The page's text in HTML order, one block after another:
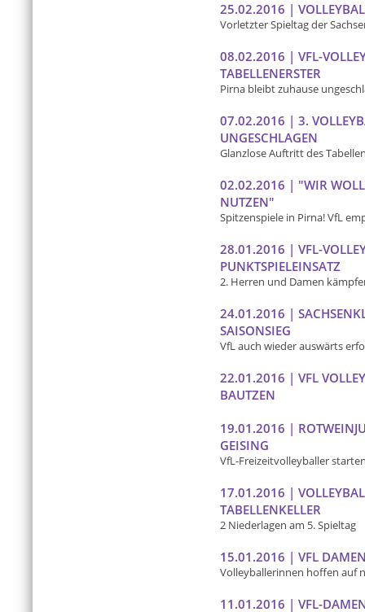
25.02.2016 |
Vorletzter Spieltag der
08.02.2016 | VFL-
TABELLENERSTER
Pirna bleibt zuhause
07.02.2016 | 3.
UNGESCHLAGEN
Glanzlose Auftritt des
02.02.2016 | "WIR
NUTZEN"
Spitzenspiele in Pirna! VfL
28.01.2016 | VFL-
PUNKTSPIELEINSATZ
2. Herren und Damen
24.01.2016 |
SAISONSIEG
VfL auch wieder auswärts
22.01.2016 | VFL
BAUTZEN
19.01.2016 |
GEISING
VfL-Freizeitvolleyballer
17.01.2016 |
TABELLENKELLER
2 Niederlagen am 5. Spieltag
15.01.2016 | VFL
Volleyballerinnen hoffen auf
11.01.2016 | VFL-